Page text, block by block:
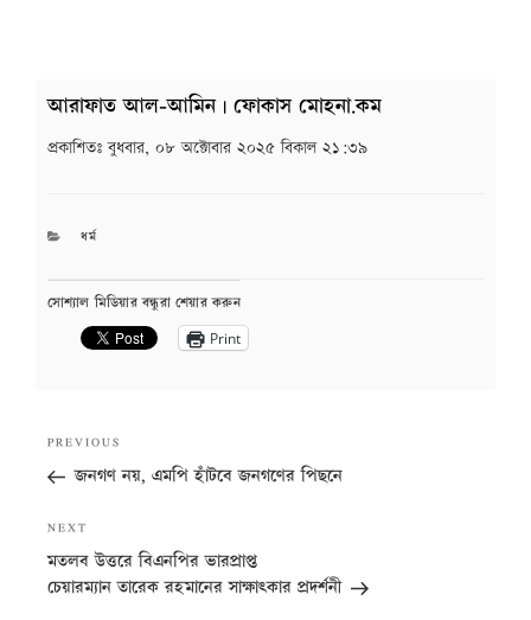
আরাফাত আল-আমিন | ফোকাস মোহনা.কম
প্রকাশিতঃবুধবার, ০৮ অক্টোবার ২০২৫ বিকাল ২১:৩৯
CATEGORIES
ধর্ম
সোশ্যাল মিডিয়ার বন্ধুরা শেয়ার করুন
Print
navigation
Previous
Post
PREVIOUS
জনগণ নয়, এমপি হাঁটবে জনগণের পিছনে
Next
Post
NEXT
মতলব উত্তরে বিএনপির ভারপ্রাপ্ত
চেয়ারম্যান তারেক রহমানের সাক্ষাৎকার প্রদর্শনী